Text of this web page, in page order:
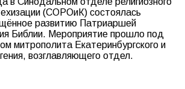
(СОРОиК) состоялась
развитию Патриаршей
Библии. Мероприятие прошло под
митрополита Екатеринбургского и
возглавляющего отдел.